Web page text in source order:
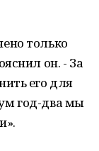
только
он. - За
его для
год-два мы